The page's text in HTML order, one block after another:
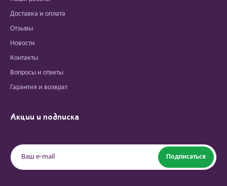
Доставка и оплата
Отзывы
Новости
Контакты
Вопросы и ответы
Гарантия и возврат
Акции и подписка
Подписаться